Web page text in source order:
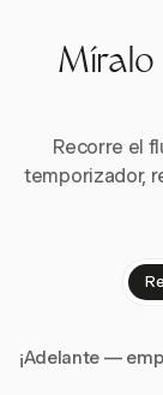
Míralo
Recorre el
temporizador,
¡Adelante —